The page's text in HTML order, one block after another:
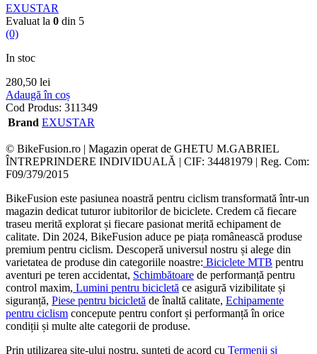
EXUSTAR
Evaluat la 0 din 5
(0)
In stoc
280,50 lei
Adaugă în coș
Cod Produs: 311349
Brand EXUSTAR
© BikeFusion.ro | Magazin operat de GHETU M.GABRIEL
ÎNTREPRINDERE INDIVIDUALĂ | CIF: 34481979 | Reg. Com:
F09/379/2015
BikeFusion este pasiunea noastră pentru ciclism transformată într-un
magazin dedicat tuturor iubitorilor de biciclete. Credem că fiecare
traseu merită explorat și fiecare pasionat merită echipament de
calitate. Din 2024, BikeFusion aduce pe piața românească produse
premium pentru ciclism. Descoperă universul nostru și alege din
varietatea de produse din categoriile noastre: Biciclete MTB pentru
aventuri pe teren accidentat, Schimbătoare de performanță pentru
control maxim, Lumini pentru bicicletă ce asigură vizibilitate și
siguranță, Piese pentru bicicletă de înaltă calitate, Echipamente
pentru ciclism concepute pentru confort și performanță în orice
condiții și multe alte categorii de produse.
Prin utilizarea site-ului nostru, sunteți de acord cu Termenii și